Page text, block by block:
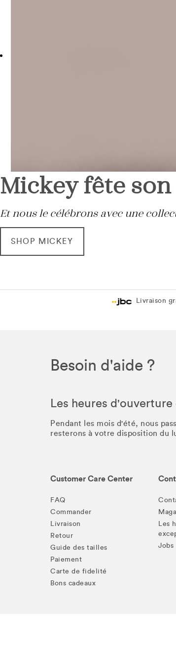
Mickey fête
Et nous le célébrons avec une
SHOP MICKEY
Livraison
Besoin d'aide ?
Les heures
Pendant les mois d'été, nous
resterons à votre disposition du
Customer Care Center
FAQ
Commander
Livraison
Retour
Guide des tailles
Paiement
Carte de fidelité
Bons cadeaux
Les
Jobs